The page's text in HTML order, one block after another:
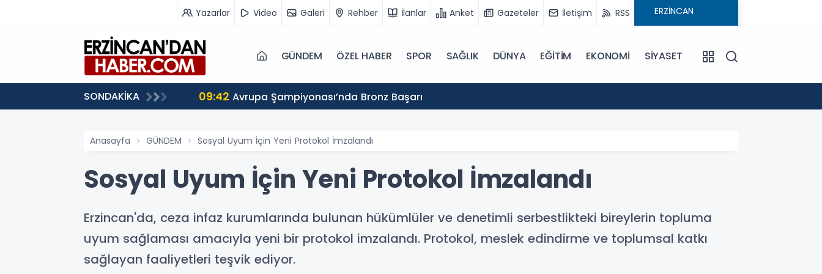
Yazarlar Video Galeri Rehber İlanlar Anket Gazeteler İletişim RSS
GÜNDEM ÖZEL HABER SPOR SAĞLIK DÜNYA EĞİTİM EKONOMİ SİYASET
SONDAKİKA 09:42 Avrupa Şampiyonası’nda Bronz Başarı
Anasayfa GÜNDEM Sosyal Uyum İçin Yeni Protokol İmzalandı
Sosyal Uyum İçin Yeni Protokol İmzalandı
Erzincan'da, ceza infaz kurumlarında bulunan hükümlüler ve denetimli serbestlikteki bireylerin topluma
uyum sağlaması amacıyla yeni bir protokol imzalandı. Protokol, meslek edindirme ve toplumsal katkı
sağlayan faaliyetleri teşvik ediyor.